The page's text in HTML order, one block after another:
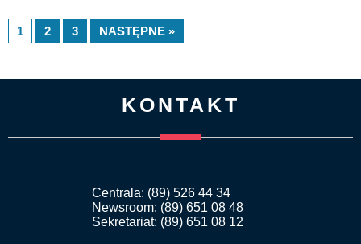
1 2 3 NASTĘPNE »
KONTAKT
Centrala: (89) 526 44 34
Newsroom: (89) 651 08 48
Sekretariat: (89) 651 08 12